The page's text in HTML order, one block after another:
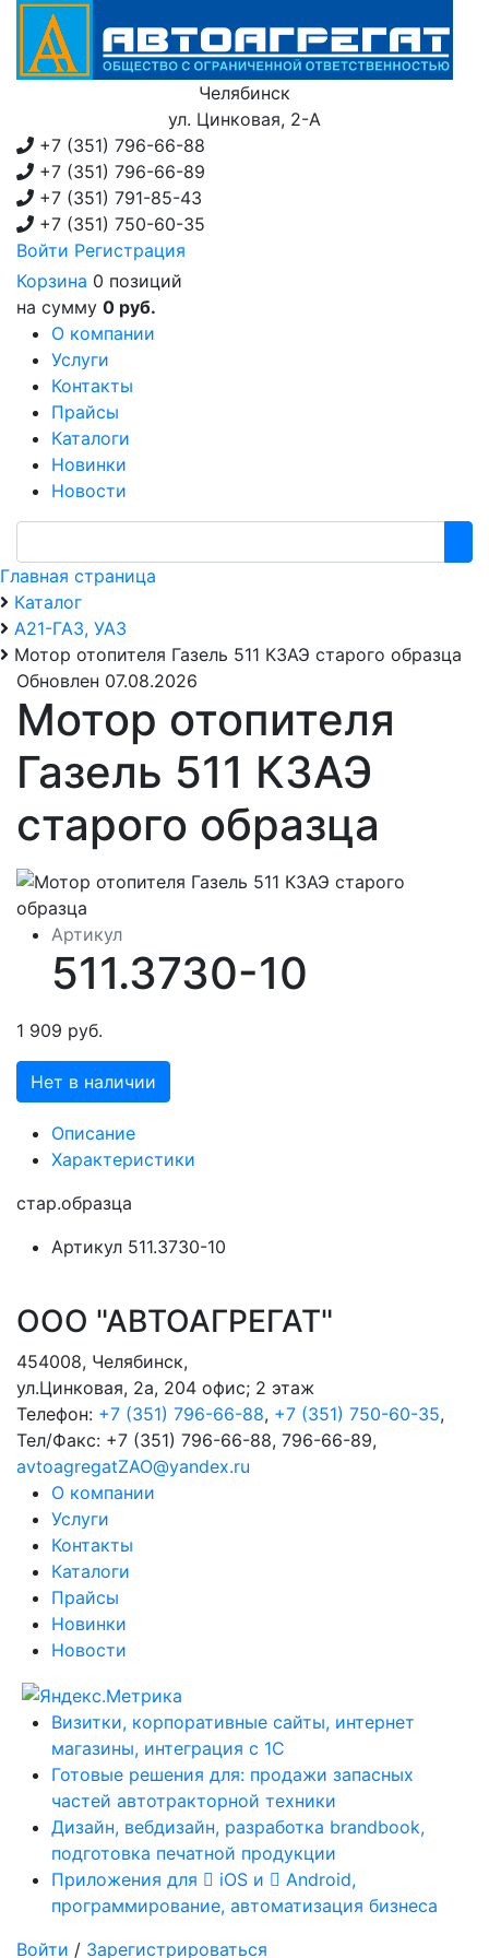
Челябинск
ул. Цинковая, 2-А
+7 (351) 796-66-88
+7 (351) 796-66-89
+7 (351) 791-85-43
+7 (351) 750-60-35
Войти Регистрация
Корзина 0 позиций
на сумму 0 руб.
О компании
Услуги
Контакты
Прайсы
Каталоги
Новинки
Новости
Главная страница
Каталог
А21-ГАЗ, УАЗ
Мотор отопителя Газель 511 КЗАЭ старого образца
Обновлен 07.08.2026
Мотор отопителя
Газель 511 КЗАЭ
старого образца
Артикул
511.3730-10
1 909 руб.
Нет в наличии
Описание
Характеристики
стар.образца
Артикул 511.3730-10
ООО "АВТОАГРЕГАТ"
454008, Челябинск,
ул.Цинковая, 2а, 204 офис; 2 этаж
Телефон: +7 (351) 796-66-88, +7 (351) 750-60-35,
Тел/Факс: +7 (351) 796-66-88, 796-66-89,
avtoagregatZAO@yandex.ru
О компании
Услуги
Контакты
Каталоги
Прайсы
Новинки
Новости
Визитки, корпоративные сайты, интернет
магазины, интеграция с 1С
Готовые решения для: продажи запасных
частей автотракторной техники
Дизайн, вебдизайн, разработка brandbook,
подготовка печатной продукции
Приложения для
iOS и
Android,
программирование, автоматизация бизнеса
Войти / Зарегистрироваться